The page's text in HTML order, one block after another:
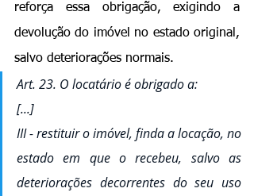
reforça essa obrigação, exigindo a
devolução do imóvel no estado original,
salvo deteriorações normais.
Art. 23. O locatário é obrigado a:
[...]
III - restituir o imóvel, finda a locação, no
estado em que o recebeu, salvo as
deteriorações decorrentes do seu uso